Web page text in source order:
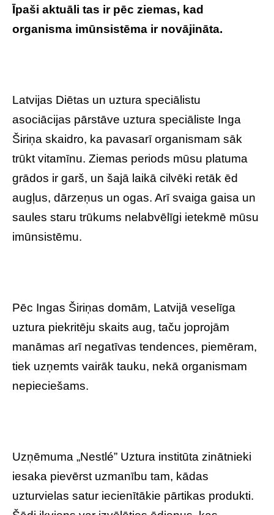
Īpaši aktuāli tas ir pēc ziemas, kad
organisma imūnsistēma ir novājināta.
Latvijas Diētas un uztura speciālistu
asociācijas pārstāve uztura speciāliste Inga
Širiņa skaidro, ka pavasarī organismam sāk
trūkt vitamīnu. Ziemas periods mūsu platuma
grādos ir garš, un šajā laikā cilvēki retāk ēd
augļus, dārzeņus un ogas. Arī svaiga gaisa un
saules staru trūkums nelabvēlīgi ietekmē mūsu
imūnsistēmu.
Pēc Ingas Širiņas domām, Latvijā veselīga
uztura piekritēju skaits aug, taču joprojām
manāmas arī negatīvas tendences, piemēram,
tiek uzņemts vairāk tauku, nekā organismam
nepieciešams.
Uzņēmuma „Nestlé” Uztura institūta zinātnieki
iesaka pievērst uzmanību tam, kādas
uzturvielas satur iecienītākie pārtikas produkti.